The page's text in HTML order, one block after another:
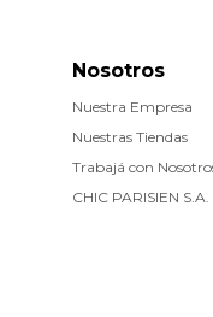
Nosotros
Nuestra Empresa
Nuestras Tiendas
Trabajá con
CHIC PARISIEN S.A.